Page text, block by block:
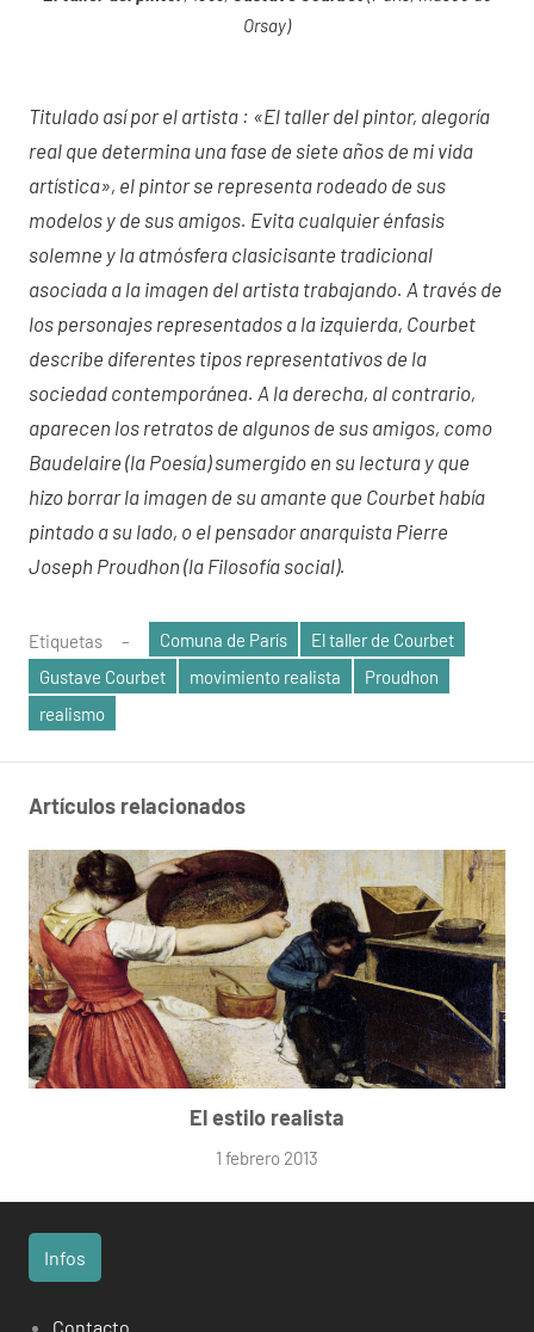
Orsay)
Titulado así por el artista : «El taller del pintor, alegoría
real que determina una fase de siete años de mi vida
artística», el pintor se representa rodeado de sus
modelos y de sus amigos. Evita cualquier énfasis
solemne y la atmósfera clasicisante tradicional
asociada a la imagen del artista trabajando. A través de
los personajes representados a la izquierda, Courbet
describe diferentes tipos representativos de la
sociedad contemporánea. A la derecha, al contrario,
aparecen los retratos de algunos de sus amigos, como
Baudelaire (la Poesía) sumergido en su lectura y que
hizo borrar la imagen de su amante que Courbet había
pintado a su lado, o el pensador anarquista Pierre
Joseph Proudhon (la Filosofía social).
Etiquetas Comuna de París
El taller de Courbet
Gustave Courbet
movimiento realista
Proudhon
realismo
Artículos relacionados
El estilo realista
1 febrero 2013
Infos
Contacto